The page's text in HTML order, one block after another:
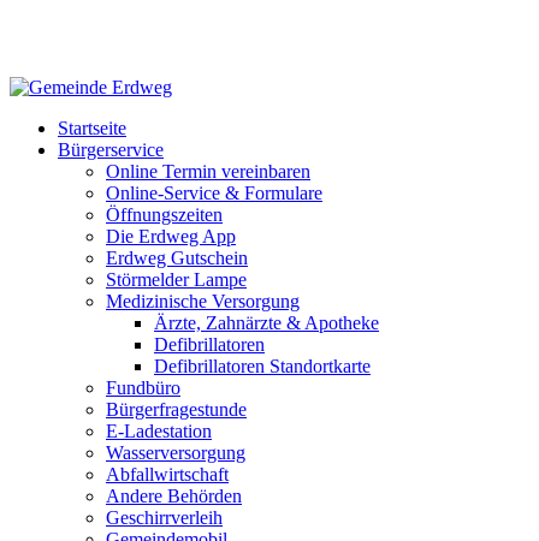
Startseite
Bürgerservice
Online Termin vereinbaren
Online-Service & Formulare
Öffnungszeiten
Die Erdweg App
Erdweg Gutschein
Störmelder Lampe
Medizinische Versorgung
Ärzte, Zahnärzte & Apotheke
Defibrillatoren
Defibrillatoren Standortkarte
Fundbüro
Bürgerfragestunde
E-Ladestation
Wasserversorgung
Abfallwirtschaft
Andere Behörden
Geschirrverleih